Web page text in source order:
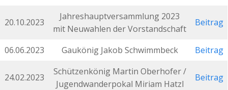
20.10.2023
Jahreshauptversammlung 2023
mit Neuwahlen der Vorstandschaft
Beitrag
06.06.2023 Gaukönig Jakob Schwimmbeck Beitrag
24.02.2023
Schützenkönig Martin Oberhofer /
Jugendwanderpokal Miriam Hatzl
Beitrag